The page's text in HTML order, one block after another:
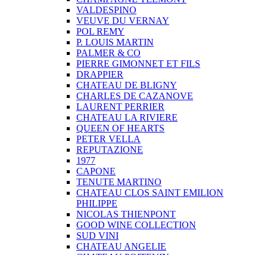
VALDESPINO
VEUVE DU VERNAY
POL REMY
P. LOUIS MARTIN
PALMER & CO
PIERRE GIMONNET ET FILS
DRAPPIER
CHATEAU DE BLIGNY
CHARLES DE CAZANOVE
LAURENT PERRIER
CHATEAU LA RIVIERE
QUEEN OF HEARTS
PETER VELLA
REPUTAZIONE
1977
CAPONE
TENUTE MARTINO
CHATEAU CLOS SAINT EMILION
PHILIPPE
NICOLAS THIENPONT
GOOD WINE COLLECTION
SUD VINI
CHATEAU ANGELIE